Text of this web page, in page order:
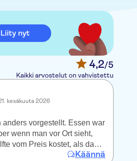
lasereiden ja
10 minuutin
mutta opettavainen
Liity nyt
4,2/5
Kaikki arvostelut on vahvistettu
kesäkuuta 2026
anders vorgestellt. Essen war
wenn man vor Ort sieht,
vom Preis kostet, als das
Frechheit von TUI so viel
Käännä